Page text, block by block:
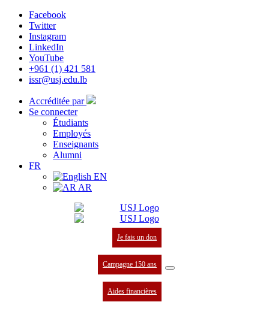
Facebook
Twitter
Instagram
LinkedIn
YouTube
+961 (1) 421 581
issr@usj.edu.lb
Accréditée par
Se connecter
Étudiants
Employés
Enseignants
Alumni
FR
EN
AR
Je fais un don
Campagne 150 ans
Aides financières